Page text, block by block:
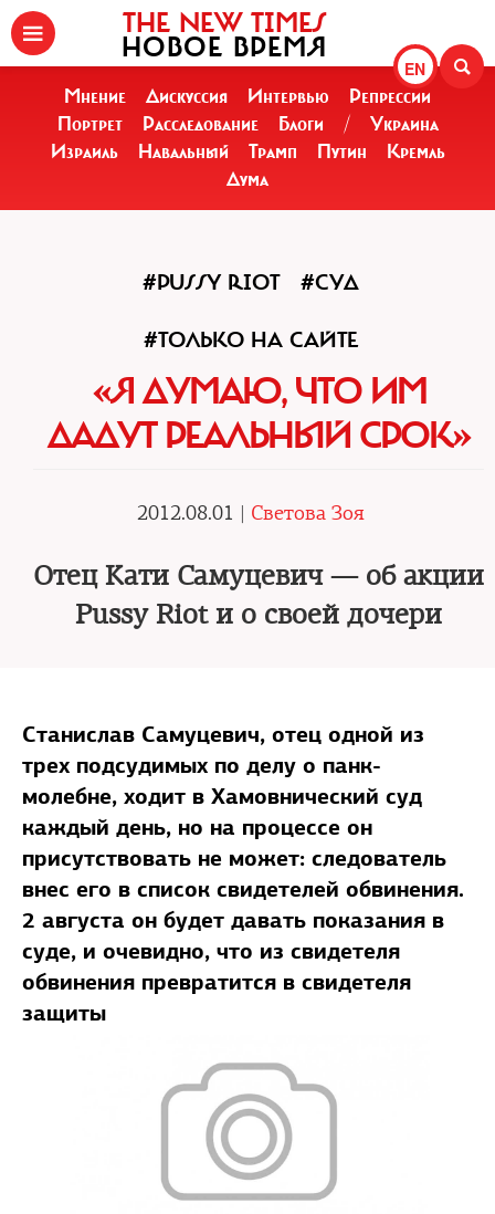
EN
THE NEW TIMES
НОВОЕ ВРЕМЯ
Мнение Дискуссия Интервью
Репрессии
Портрет
Расследование Блоги /
Украина
Израиль
Навальный Трамп Путин
Кремль
Дума
#PUSSY RIOT #СУД
#ТОЛЬКО НА САЙТЕ
«Я ДУМАЮ, ЧТО ИМ
ДАДУТ РЕАЛЬНЫЙ СРОК»
2012.08.01 | Светова Зоя
Отец Кати Самуцевич — об акции
Pussy Riot и о своей дочери
Станислав Самуцевич, отец одной из
трех подсудимых по делу о панк-
молебне, ходит в Хамовнический суд
каждый день, но на процессе он
присутствовать не может: следователь
внес его в список свидетелей обвинения.
2 августа он будет давать показания в
суде, и очевидно, что из свидетеля
обвинения превратится в свидетеля
защиты